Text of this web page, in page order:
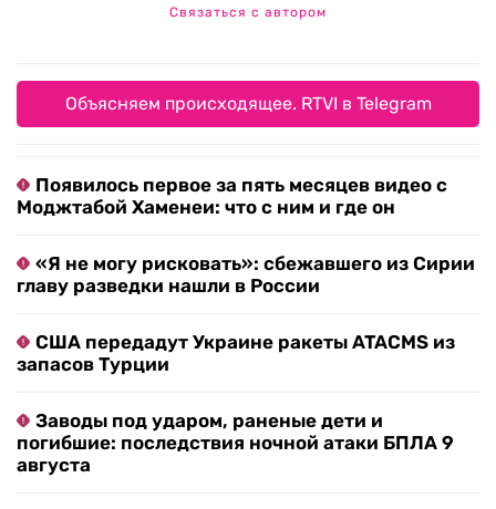
Связаться с автором
Объясняем происходящее. RTVI в Telegram
Появилось первое за пять месяцев видео с
Моджтабой Хаменеи: что с ним и где он
«Я не могу рисковать»: сбежавшего из Сирии
главу разведки нашли в России
США передадут Украине ракеты ATACMS из
запасов Турции
Заводы под ударом, раненые дети и
погибшие: последствия ночной атаки БПЛА 9
августа